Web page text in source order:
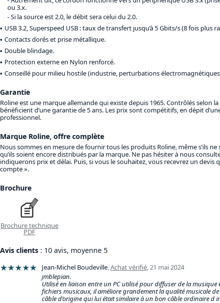
ou 3.x.
Si la source est 2.0, le débit sera celui du 2.0.
USB 3.2, Superspeed USB : taux de transfert jusqu’à 5 Gbits/s (8 fois plus
Contacts dorés et prise métallique.
Double blindage.
Protection externe en Nylon renforcé.
Conseillé pour milieu hostile (industrie, perturbations
Garantie
Roline est une marque allemande qui existe depuis 1965. Contrôlés selon
bénéficient d’une garantie de 5 ans. Les prix sont compétitifs, en dépit
professionnel.
Marque Roline, offre complète
Nous sommes en mesure de fournir tous les produits Roline, même s’ils
qu’ils soient encore distribués par la marque. Ne pas hésiter à nous
indiquerons prix et délai. Puis, si vous le souhaitez, vous recevrez un devis
compte ».
Brochure
Brochure technique
PDF
Avis clients : 10 avis, moyenne 5
★★★★★ Jean-Michel Boudeville,Achat vérifié,21 mai 2024
jmblepian.
Utilisé en liaison entre un PC utilisé pour diffuser de la
fichiers musicaux, il améliore grandement la qualité musicale
câble d’origine qui lui était similaire à un bon câble ordinaire d